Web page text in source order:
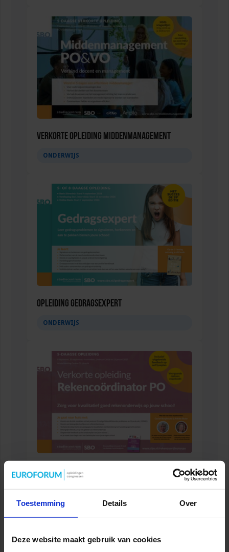
Toestemming Details Over
Deze website maakt gebruik van cookies
Verkorte opleiding Middenmanagement
ONDERWIJS
Opleiding Gedragsexpert
ONDERWIJS
Verkorte opleiding Rekencoördinator PO
ONDERWIJS